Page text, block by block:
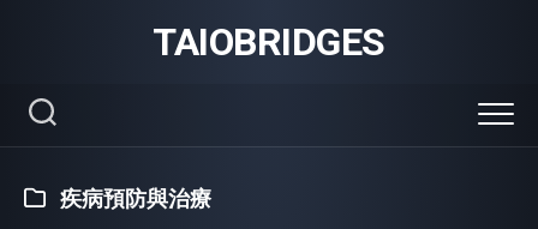
TAIOBRIDGES
疾病預防與治療